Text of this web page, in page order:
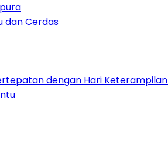
dan Cerdas
dengan Hari